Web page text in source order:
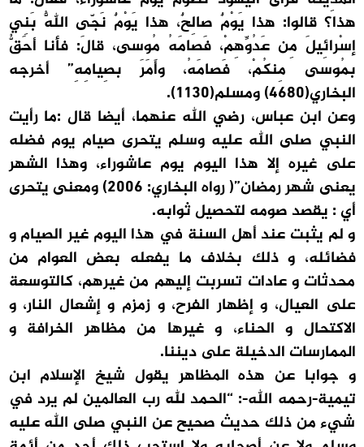
هذا؟ قالوا: هذا يَوْمٌ صالِحٌ، هذا يَوْمٌ نَجّى اللَّهُ بَنِي
إسْرائِيلَ مِن عَدُوِّهِمْ، فَصامَهُ مُوسى، قالَ: فأنا أحَقُّ
بمُوسى مِنكُمْ، فَصامَهُ، وأَمَرَ بصِيامِهِ” أخرجه
البخاري(4680) ومسلم(1130).
وعن ابن عباس، رضي الله عنهما، أيضا قال :ما رأيت
النبي صلى الله عليه وسلم يتحرى صيام يوم فضله
على غيره إلا هذا اليوم يوم عاشوراء، وهذا الشهر
يعنى شهر رمضان”( رواه البخاري: 2006) ومعنى يتحرى
أي : يقصد صومه لتحصيل ثوابه.
و لم يثبت عند أهل السنة في هذا اليوم غير الصيام و
فضائله، و ذلك بخلاف ما يفعله بعض العوام من
محدثات و عادات تسربت إليهم من غيرهم، كالتوسعة
على العيال، و إظهار الفرح، و زمزم و إشعال النار، و
الاكتحال و الحناء، و غيرها من مظاهر الخرافة و
الممارسات الدخيلة على ديننا.
و جوابا عن هذه المظاهر يقول شيخ الإسلام ابن
تيمية-رحمه الله-: “الحمد لله رب العالمين لم يرد في
شيء من ذلك حديث صحيح عن النبي صلى الله عليه